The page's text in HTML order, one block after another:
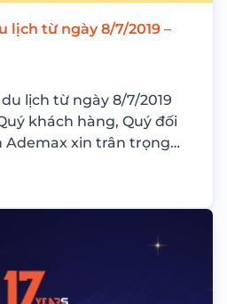
lịch từ ngày 8/7/2019 –
lịch từ ngày 8/7/2019
Ademax xin trân trọng